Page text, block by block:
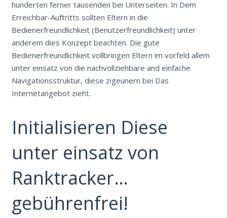
hunderten ferner tausenden bei Unterseiten. In Dem
Erreichbar-Auftritts sollten Eltern in die
Bedienerfreundlichkeit (Benutzerfreundlichkeit) unter
anderem dies Konzept beachten. Die gute
Bedienerfreundlichkeit vollbringen Eltern im vorfeld allem
unter einsatz von die nachvollziehbare and einfache
Navigationsstruktur, diese zigeunern bei Das
Internetangebot zieht.
Initialisieren Diese
unter einsatz von
Ranktracker…
gebührenfrei!